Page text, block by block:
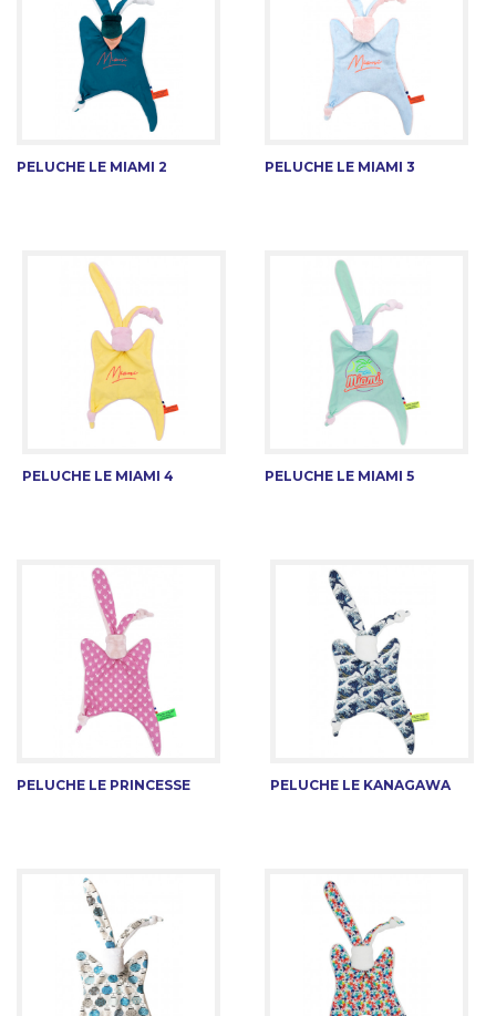
PELUCHE LE MIAMI 2 PELUCHE LE MIAMI 3
PELUCHE LE MIAMI 4 PELUCHE LE MIAMI 5
PELUCHE LE PRINCESSE PELUCHE LE KANAGAWA